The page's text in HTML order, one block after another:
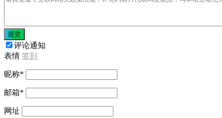
提交
评论通知
表情 签到
昵称*
邮箱*
网址